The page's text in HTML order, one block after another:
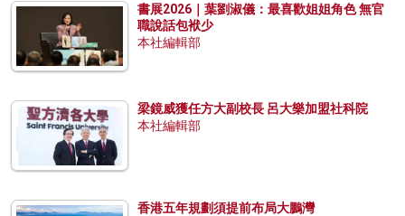
書展2026｜葉劉淑儀：最喜歡姐姐角色 無官
職說話包袱少
本社編輯部
梁鏡威獲任方大副校長 呂大樂加盟社科院
本社編輯部
香港五年規劃須提前布局大鵬灣